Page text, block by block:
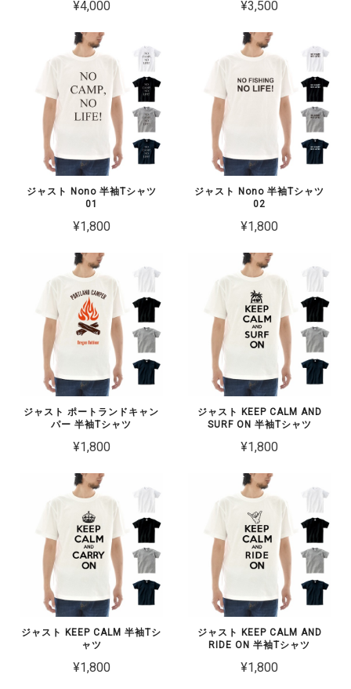
¥4,000 ¥3,500
ジャスト Nono 半袖Tシャツ
01
¥1,800
ジャスト Nono 半袖Tシャツ
02
¥1,800
ジャスト ポートランドキャン
パー 半袖Tシャツ
¥1,800
ジャスト KEEP CALM AND
SURF ON 半袖Tシャツ
¥1,800
ジャスト KEEP CALM 半袖Tシ
ャツ
¥1,800
ジャスト KEEP CALM AND
RIDE ON 半袖Tシャツ
¥1,800